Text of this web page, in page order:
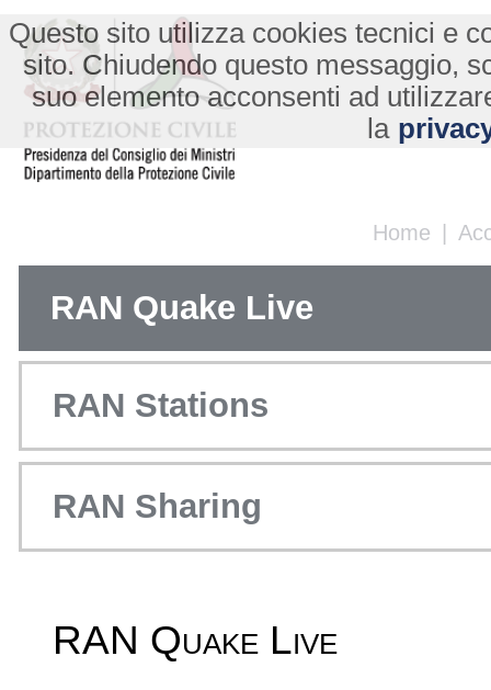
Home |
Questo sito utilizza cookies tecnici e
sito. Chiudendo questo messaggio,
suo elemento acconsenti ad
la
RAN Quake Live
RAN Stations
RAN Sharing
RAN Quake Live